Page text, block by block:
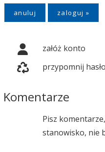
anuluj
załóż konto
przypomnij hasło
Komentarze
Pisz
stanowisko, nie